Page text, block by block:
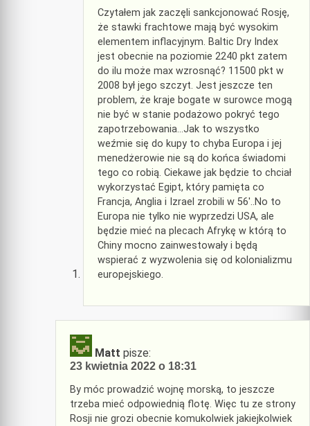
Czytałem jak zaczęli sankcjonować Rosję,
że stawki frachtowe mają być wysokim
elementem inflacyjnym. Baltic Dry Index
jest obecnie na poziomie 2240 pkt zatem
do ilu może max wzrosnąć? 11500 pkt w
2008 był jego szczyt. Jest jeszcze ten
problem, że kraje bogate w surowce mogą
nie być w stanie podażowo pokryć tego
zapotrzebowania…Jak to wszystko
weźmie się do kupy to chyba Europa i jej
menedżerowie nie są do końca świadomi
tego co robią. Ciekawe jak będzie to chciał
wykorzystać Egipt, który pamięta co
Francja, Anglia i Izrael zrobili w 56′..No to
Europa nie tylko nie wyprzedzi USA, ale
będzie mieć na plecach Afrykę w którą to
Chiny mocno zainwestowały i będą
wspierać z wyzwolenia się od kolonializmu
europejskiego.
Matt pisze:
23 kwietnia 2022 o 18:31
By móc prowadzić wojnę morską, to jeszcze
trzeba mieć odpowiednią flotę. Więc tu ze strony
Rosji nie grozi obecnie komukolwiek jakiejkolwiek